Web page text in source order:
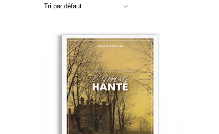
Tri par défaut